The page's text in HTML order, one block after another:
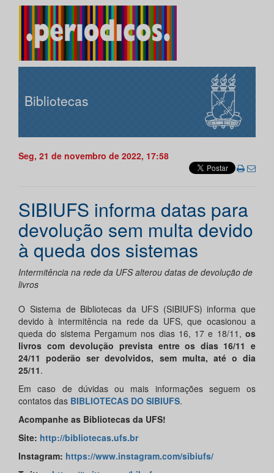
Bibliotecas
Seg, 21 de novembro de 2022, 17:58
SIBIUFS informa datas para
devolução sem multa devido
à queda dos sistemas
Intermitência na rede da UFS alterou datas de devolução de
livros
O Sistema de Bibliotecas da UFS (SIBIUFS) informa que
devido à intermitência na rede da UFS, que ocasionou a
queda do sistema Pergamum nos dias 16, 17 e 18/11, os
livros com devolução prevista entre os dias 16/11 e
24/11 poderão ser devolvidos, sem multa, até o dia
25/11.
Em caso de dúvidas ou mais informações seguem os
contatos das BIBLIOTECAS DO SIBIUFS.
Acompanhe as Bibliotecas da UFS!
Site: http://bibliotecas.ufs.br
Instagram: https://www.instagram.com/sibiufs/